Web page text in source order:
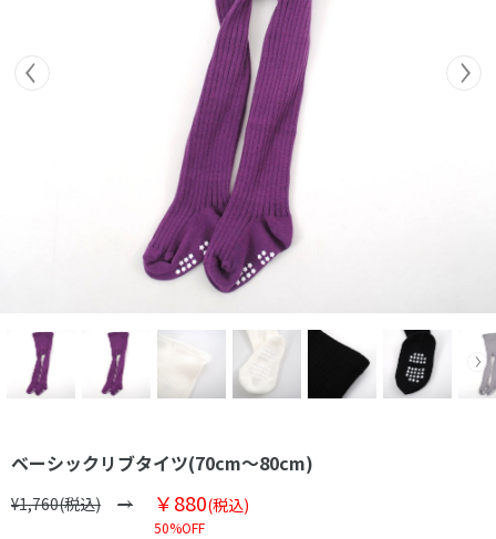
ベーシックリブタイツ(70cm～80cm)
¥1,760(税込) ￥880(税込)
50%OFF